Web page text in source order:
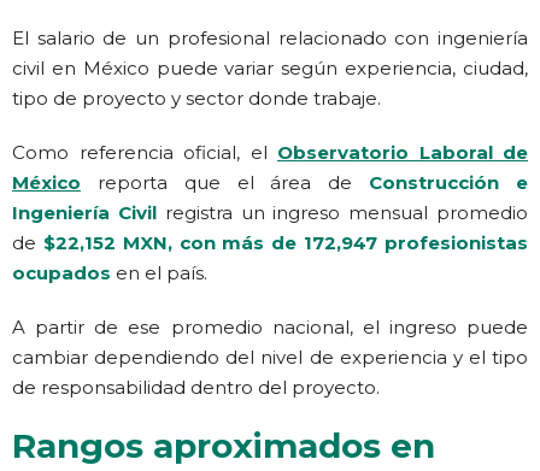
El salario de un profesional relacionado con ingeniería
civil en México puede variar según experiencia, ciudad,
tipo de proyecto y sector donde trabaje.
Como referencia oficial, el Observatorio Laboral de
México reporta que el área de Construcción e
Ingeniería Civilregistra un ingreso mensual promedio
de $22,152 MXN, con más de 172,947 profesionistas
ocupados en el país.
A partir de ese promedio nacional, el ingreso puede
cambiar dependiendo del nivel de experiencia y el tipo
de responsabilidad dentro del proyecto.
Rangos aproximados en